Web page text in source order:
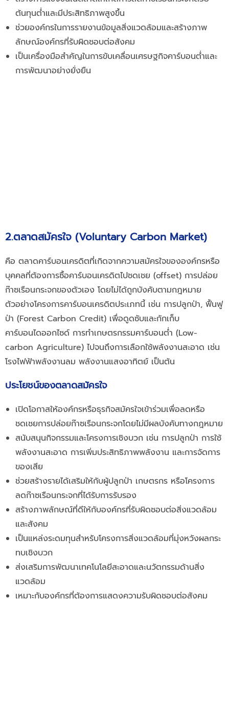
ต้นทุนต่ำและมีประสิทธิภาพสูงขึ้น
ช่วยองค์กรในการรายงานข้อมูลสิ่งแวดล้อมและสร้างภาพ
ลักษณ์องค์กรที่รับผิดชอบต่อสังคม
เป็นเครื่องมือสำคัญในการขับเคลื่อนเศรษฐกิจคาร์บอนต่ำและ
การพัฒนาอย่างยั่งยืน
2.ตลาดสมัครใจ (Voluntary Carbon Market)
คือ ตลาดคาร์บอนเครดิตที่เกิดจากความสมัครใจขององค์กรหรือ
บุคคลที่ต้องการซื้อคาร์บอนเครดิตไปชดเชย (offset) การปล่อย
ก๊าซเรือนกระจกของตัวเอง โดยไม่ได้ถูกบังคับตามกฎหมาย
ตัวอย่างโครงการคาร์บอนเครดิตประเภทนี้ เช่น การปลูกป่า, ฟื้นฟู
ป่า (Forest Carbon Credit) เพื่อดูดซับและกักเก็บ
คาร์บอนไดออกไซด์ การทำเกษตรกรรมคาร์บอนต่ำ (Low-
carbon Agriculture) ไปจนถึงการเลือกใช้พลังงานสะอาด เช่น
โรงไฟฟ้าพลังงานลม พลังงานแสงอาทิตย์ เป็นต้น
ประโยชน์ของตลาดสมัครใจ
เปิดโอกาสให้องค์กรหรือธุรกิจสมัครใจเข้าร่วมเพื่อลดหรือ
ชดเชยการปล่อยก๊าซเรือนกระจกโดยไม่มีผลบังคับทางกฎหมาย
สนับสนุนกิจกรรมและโครงการเชิงบวก เช่น การปลูกป่า การใช้
พลังงานสะอาด การเพิ่มประสิทธิภาพพลังงาน และการจัดการ
ของเสีย
ช่วยสร้างรายได้เสริมให้กับผู้ปลูกป่า เกษตรกร หรือโครงการ
ลดก๊าซเรือนกระจกที่ได้รับการรับรอง
สร้างภาพลักษณ์ที่ดีให้กับองค์กรที่รับผิดชอบต่อสิ่งแวดล้อม
และสังคม
เป็นแหล่งระดมทุนสำหรับโครงการสิ่งแวดล้อมที่มุ่งหวังผลกระ
ทบเชิงบวก
ส่งเสริมการพัฒนาเทคโนโลยีสะอาดและนวัตกรรมด้านสิ่ง
แวดล้อม
เหมาะกับองค์กรที่ต้องการแสดงความรับผิดชอบต่อสังคม